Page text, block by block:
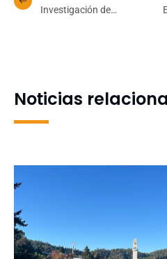
Investigación de
Noticias